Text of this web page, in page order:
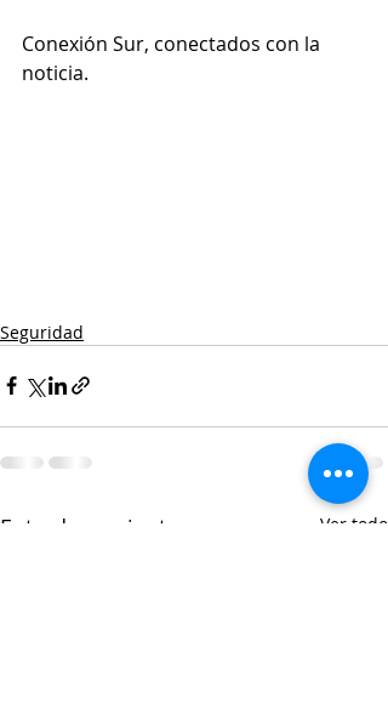
Conexión Sur, conectados con la
noticia.
Seguridad
Entradas recientes Ver todo